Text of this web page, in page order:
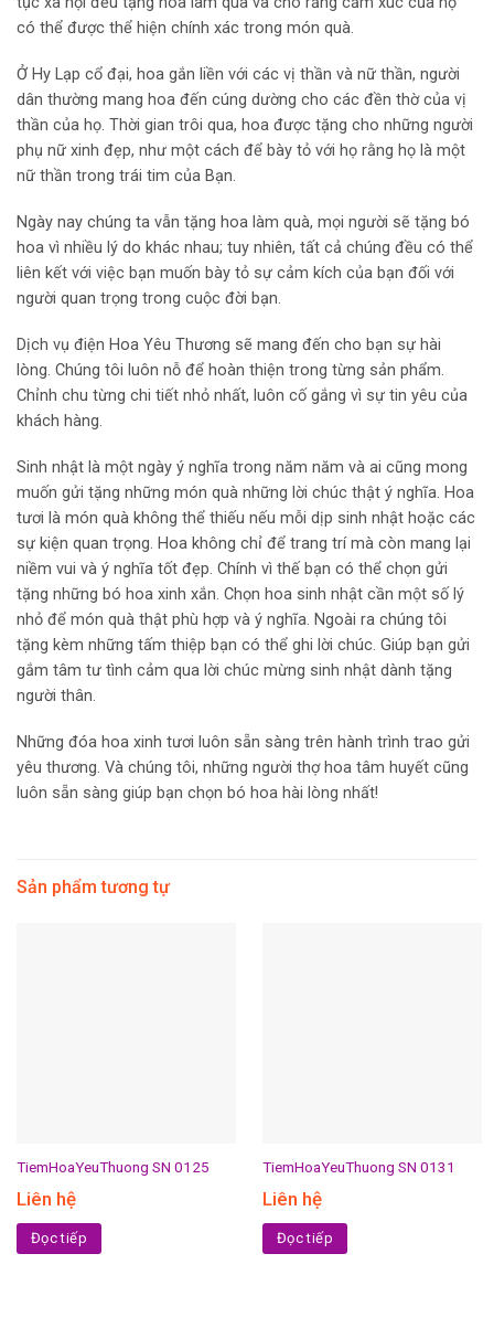
có thể được thể hiện chính xác trong món quà.
Ở Hy Lạp cổ đại, hoa gắn liền với các vị thần và nữ thần, người
dân thường mang hoa đến cúng dường cho các đền thờ của vị
thần của họ. Thời gian trôi qua, hoa được tặng cho những người
phụ nữ xinh đẹp, như một cách để bày tỏ với họ rằng họ là một
nữ thần trong trái tim của Bạn.
Ngày nay chúng ta vẫn tặng hoa làm quà, mọi người sẽ tặng bó
hoa vì nhiều lý do khác nhau; tuy nhiên, tất cả chúng đều có thể
liên kết với việc bạn muốn bày tỏ sự cảm kích của bạn đối với
người quan trọng trong cuộc đời bạn.
Dịch vụ điện Hoa Yêu Thương sẽ mang đến cho bạn sự hài
lòng. Chúng tôi luôn nỗ để hoàn thiện trong từng sản phẩm.
Chỉnh chu từng chi tiết nhỏ nhất, luôn cố gắng vì sự tin yêu của
khách hàng.
Sinh nhật là một ngày ý nghĩa trong năm năm và ai cũng mong
muốn gửi tặng những món quà những lời chúc thật ý nghĩa. Hoa
tươi là món quà không thể thiếu nếu mỗi dịp sinh nhật hoặc các
sự kiện quan trọng. Hoa không chỉ để trang trí mà còn mang lại
niềm vui và ý nghĩa tốt đẹp. Chính vì thế bạn có thể chọn gửi
tặng những bó hoa xinh xắn. Chọn hoa sinh nhật cần một số lý
nhỏ để món quà thật phù hợp và ý nghĩa. Ngoài ra chúng tôi
tặng kèm những tấm thiệp bạn có thể ghi lời chúc. Giúp bạn gửi
gắm tâm tư tình cảm qua lời chúc mừng sinh nhật dành tặng
người thân.
Những đóa hoa xinh tươi luôn sẵn sàng trên hành trình trao gửi
yêu thương. Và chúng tôi, những người thợ hoa tâm huyết cũng
luôn sẵn sàng giúp bạn chọn bó hoa hài lòng nhất!
Sản phẩm tương tự
TiemHoaYeuThuong SN 0125
Liên hệ
Đọc tiếp
TiemHoaYeuThuong SN 0131
Liên hệ
Đọc tiếp